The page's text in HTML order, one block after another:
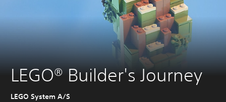
LEGO® Builder's Journey
LEGO System A/S